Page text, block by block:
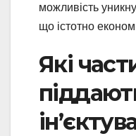
можливість
що істотно
Які